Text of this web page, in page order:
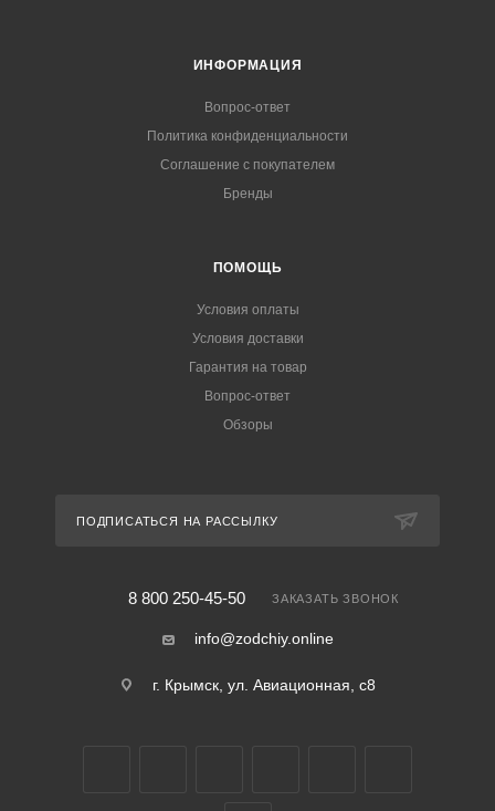
ИНФОРМАЦИЯ
Вопрос-ответ
Политика конфиденциальности
Соглашение с покупателем
Бренды
ПОМОЩЬ
Условия оплаты
Условия доставки
Гарантия на товар
Вопрос-ответ
Обзоры
ПОДПИСАТЬСЯ НА РАССЫЛКУ
8 800 250-45-50 ЗАКАЗАТЬ ЗВОНОК
info@zodchiy.online
г. Крымск, ул. Авиационная, с8